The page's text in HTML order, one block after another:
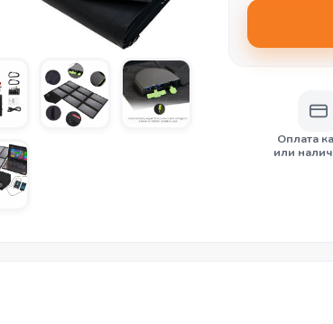
Оплата
или